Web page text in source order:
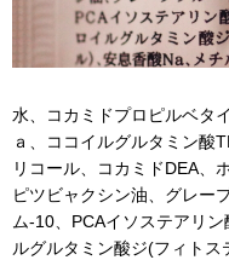
水、コカミドプロピルベタ
ａ、ココイルグルタミン酸
リコール、コカミドDEA、
ピツビャクシン油、グレー
ム-10、PCAイソステアリ
ルグルタミン酸ジ(フィト